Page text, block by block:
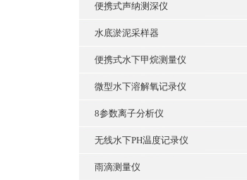
便携式声纳测深仪
水底淤泥采样器
便携式水下甲烷测量仪
微型水下溶解氧记录仪
8参数离子分析仪
无线水下PH温度记录仪
雨滴测量仪